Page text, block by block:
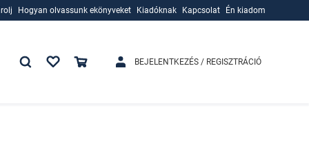
Hogyan olvassunk ekönyveket
Kiadóknak
Kapcsolat Én kiadom
BEJELENTKEZÉS / REGISZTRÁCIÓ